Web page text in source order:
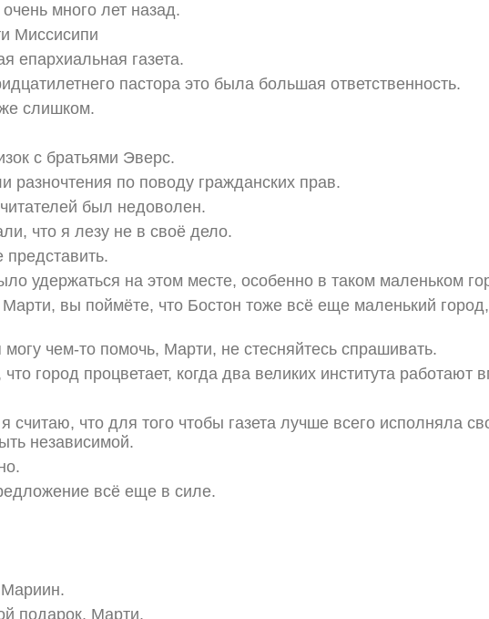
много лет назад.
Миссисипи
епархиальная газета.
пастора это была большая ответственность.
слишком.
с братьями Эверс.
разночтения по поводу гражданских прав.
был недоволен.
что я лезу не в своё дело.
представить.
удержаться на этом месте, особенно в таком маленьком
вы поймёте, что Бостон тоже всё еще маленький
чем-то помочь, Марти, не стесняйтесь спрашивать.
город процветает, когда два великих института работают
считаю, что для того чтобы газета лучше всего исполняла
независимой.
всё еще в силе.
подарок, Марти.